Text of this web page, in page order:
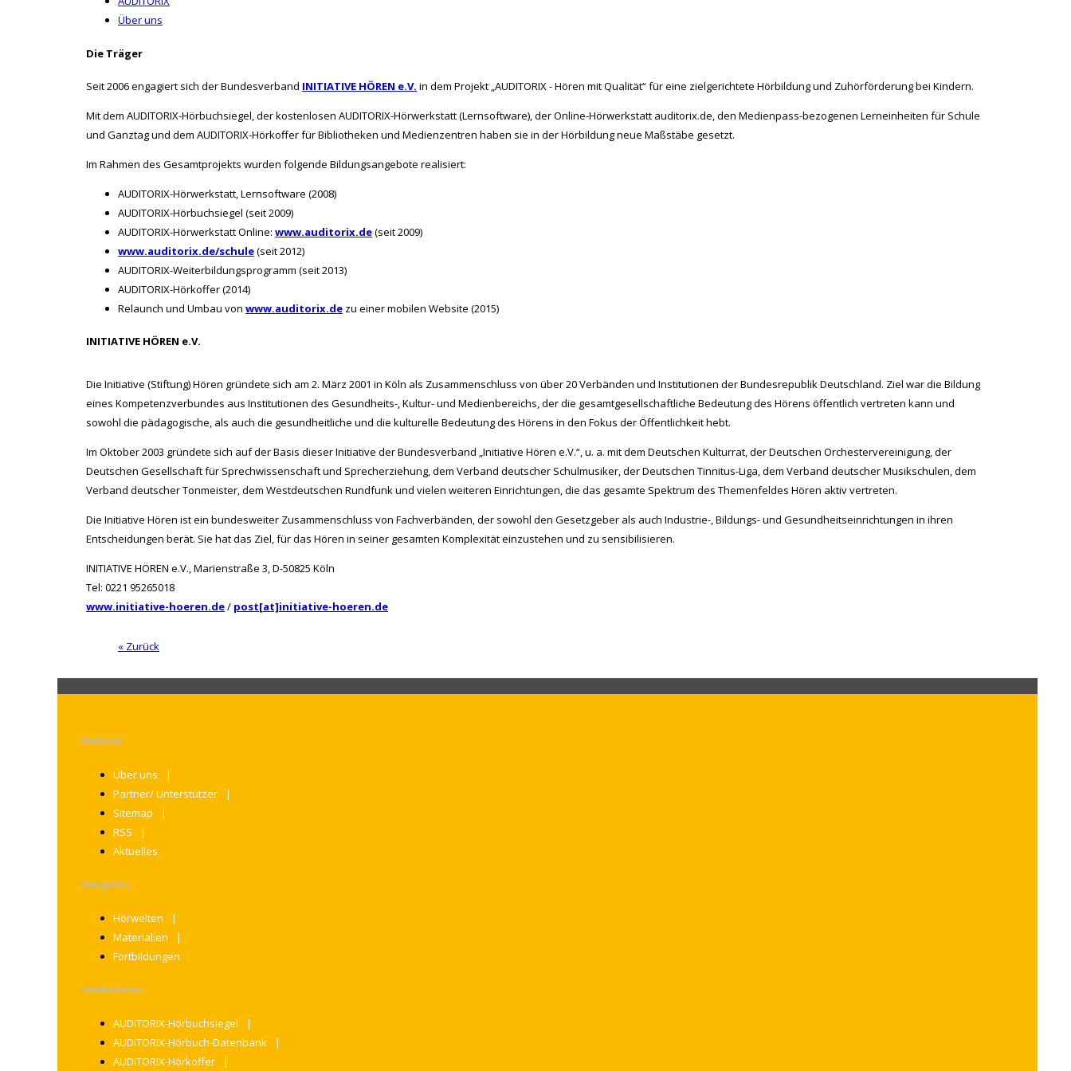
Über uns
Die Träger
Seit 2006 engagiert sich der Bundesverband INITIATIVE HÖREN e.V. in dem Projekt „AUDITORIX - Hören mit Qualität“ für eine zielgerichtete Hörbildung und Zuhörförderung bei Kindern.
Mit dem AUDITORIX-Hörbuchsiegel, der kostenlosen AUDITORIX-Hörwerkstatt (Lernsoftware), der Online-Hörwerkstatt auditorix.de, den Medienpass-bezogenen Lerneinheiten für Schule
und Ganztag und dem AUDITORIX-Hörkoffer für Bibliotheken und Medienzentren haben sie in der Hörbildung neue Maßstäbe gesetzt.
Im Rahmen des Gesamtprojekts wurden folgende Bildungsangebote realisiert:
AUDITORIX-Hörwerkstatt, Lernsoftware (2008)
AUDITORIX-Hörbuchsiegel (seit 2009)
AUDITORIX-Hörwerkstatt Online: www.auditorix.de(seit 2009)
www.auditorix.de/schule(seit 2012)
AUDITORIX-Weiterbildungsprogramm (seit 2013)
AUDITORIX-Hörkoffer (2014)
Relaunch und Umbau von www.auditorix.de zu einer mobilen Website (2015)
INITIATIVE HÖREN e.V.
Die Initiative (Stiftung) Hören gründete sich am 2. März 2001 in Köln als Zusammenschluss von über 20 Verbänden und Institutionen der Bundesrepublik Deutschland. Ziel war die Bildung
eines Kompetenzverbundes aus Institutionen des Gesundheits-, Kultur- und Medienbereichs, der die gesamtgesellschaftliche Bedeutung des Hörens öffentlich vertreten kann und
sowohl die pädagogische, als auch die gesundheitliche und die kulturelle Bedeutung des Hörens in den Fokus der Öffentlichkeit hebt.
Im Oktober 2003 gründete sich auf der Basis dieser Initiative der Bundesverband „Initiative Hören e.V.“, u. a. mit dem Deutschen Kulturrat, der Deutschen Orchestervereinigung, der
Deutschen Gesellschaft für Sprechwissenschaft und Sprecherziehung, dem Verband deutscher Schulmusiker, der Deutschen Tinnitus-Liga, dem Verband deutscher Musikschulen, dem
Verband deutscher Tonmeister, dem Westdeutschen Rundfunk und vielen weiteren Einrichtungen, die das gesamte Spektrum des Themenfeldes Hören aktiv vertreten.
Die Initiative Hören ist ein bundesweiter Zusammenschluss von Fachverbänden, der sowohl den Gesetzgeber als auch Industrie-, Bildungs- und Gesundheitseinrichtungen in ihren
Entscheidungen berät. Sie hat das Ziel, für das Hören in seiner gesamten Komplexität einzustehen und zu sensibilisieren.
INITIATIVE HÖREN e.V., Marienstraße 3, D-50825 Köln
Tel: 0221 95265018
www.initiative-hoeren.de/ post[at]initiative-hoeren.de
« Zurück
Auditorix
Über uns
Partner/ Unterstützer
Sitemap
RSS
Aktuelles
Navigation
Hörwelten
Materialien
Fortbildungen
Publikationen
AUDITORIX-Hörbuchsiegel
AUDITORIX-Hörbuch-Datenbank
AUDITORIX-Hörkoffer